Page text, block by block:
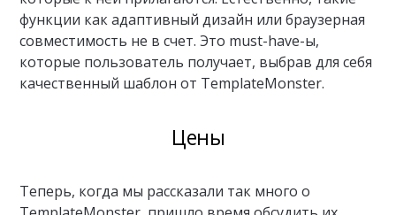
функции как адаптивный дизайн или браузерная
совместимость не в счет. Это must-have-ы,
которые пользователь получает, выбрав для себя
качественный шаблон от TemplateMonster.
Цены
Теперь, когда мы рассказали так много о